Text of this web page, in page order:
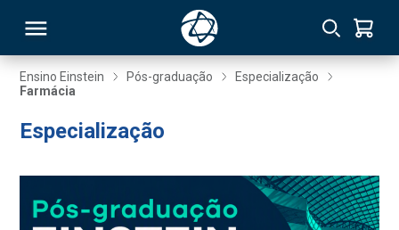
Ensino Einstein Pós-graduação
Especialização
Farmácia
Especialização